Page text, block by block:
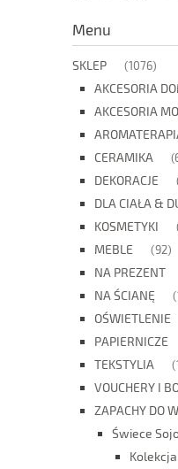
Menu
SKLEP (1076)
AKCESORIA
AKCESORIA
CERAMIKA
DEKORACJE
DLA CIAŁA &
KOSMETYKI
MEBLE (92)
NA PREZENT
NA ŚCIANĘ
OŚWIETLENIE
PAPIERNICZE
TEKSTYLIA
VOUCHERY I
ZAPACHY DO
Świece